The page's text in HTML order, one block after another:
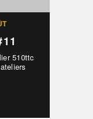
510ttc